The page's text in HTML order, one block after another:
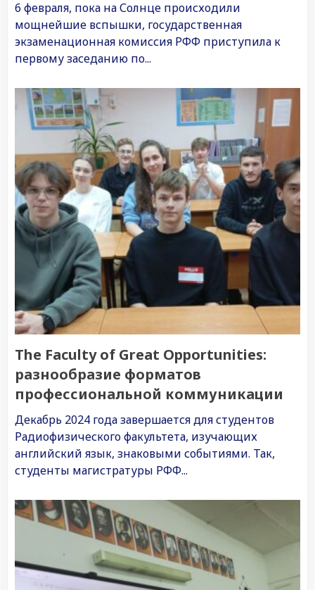
6 февраля, пока на Солнце происходили
мощнейшие вспышки, государственная
экзаменационная комиссия РФФ приступила к
первому заседанию по...
The Faculty of Great Opportunities:
разнообразие форматов
профессиональной коммуникации
Декабрь 2024 года завершается для студентов
Радиофизического факультета, изучающих
английский язык, знаковыми событиями. Так,
студенты магистратуры РФФ...